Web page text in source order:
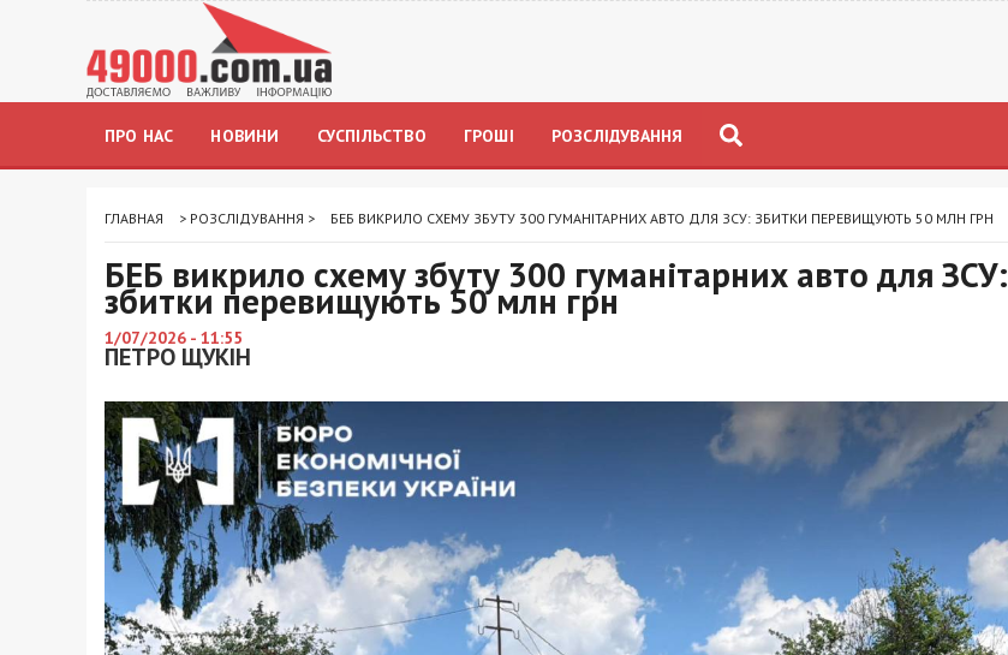
ПРО НАС НОВИНИ СУСПІЛЬСТВО ГРОШІ РОЗСЛІДУВАННЯ
ГЛАВНАЯ > РОЗСЛІДУВАННЯ > БЕБ ВИКРИЛО СХЕМУ ЗБУТУ 300 ГУМАНІТАРНИХ АВТО ДЛЯ ЗСУ: ЗБИТКИ ПЕРЕВИЩУЮТЬ 50 МЛН ГРН
БЕБ викрило схему збуту 300 гуманітарних авто для ЗСУ:
збитки перевищують 50 млн грн
1/07/2026 - 11:55
ПЕТРО ЩУКІН